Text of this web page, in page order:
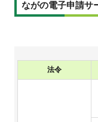
ながの電子申請サ
法令